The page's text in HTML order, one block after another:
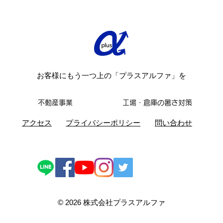
お客様にもう一つ上の「プラスアルファ」を
不動産事業 工場・倉庫の暑さ対策
​アクセス ​プライバシーポリシー 問い合わせ
© 2026 株式会社プラスアルファ